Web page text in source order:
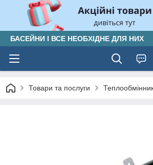
БАСЕЙНИ І ВСЕ НЕОБХІДНЕ ДЛЯ НИХ
Товари та послуги